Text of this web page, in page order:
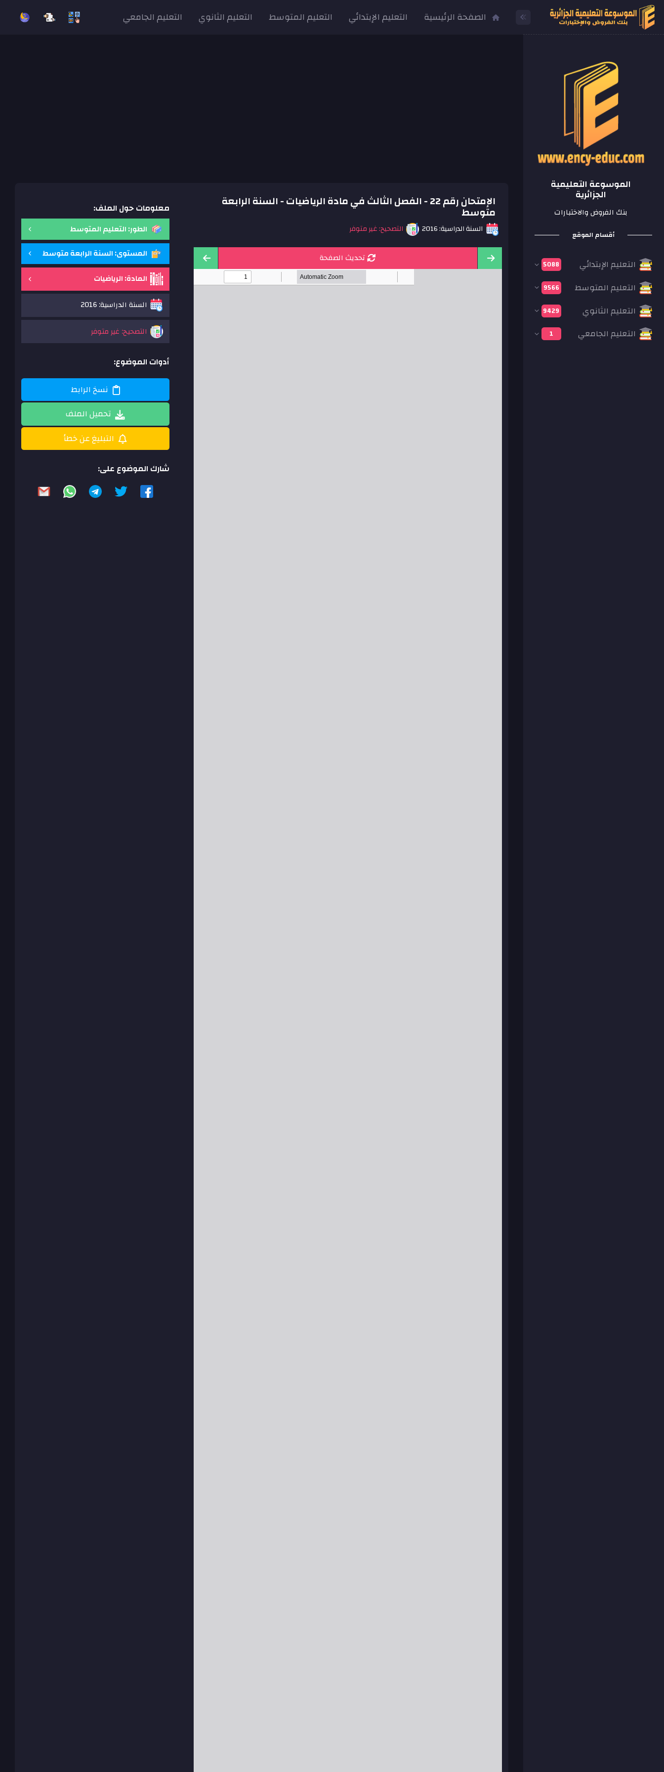
الصفحة الرئيسية التعليم الإبتدائي التعليم المتوسط التعليم الثانوي التعليم الجامعي
الموسوعة التعليمية
الجزائرية
بنك الفروض والاختبارات
أقسام الموقع
التعليم الإبتدائي 5088
التعليم المتوسط 9566
التعليم الثانوي 9429
التعليم الجامعي 1
الإمتحان رقم 22 - الفصل الثالث في مادة الرياضيات - السنة الرابعة
متوسط
السنة الدراسية: 2016 التصحيح: غير متوفر
تحديث الصفحة
معلومات حول الملف:
الطور: التعليم المتوسط
المستوى: السنة الرابعة متوسط
المادة: الرياضيات
السنة الدراسية: 2016
التصحيح: غير متوفر
أدوات الموضوع:
نسخ الرابط
تحميل الملف
التبليغ عن خطأ
شارك الموضوع على: